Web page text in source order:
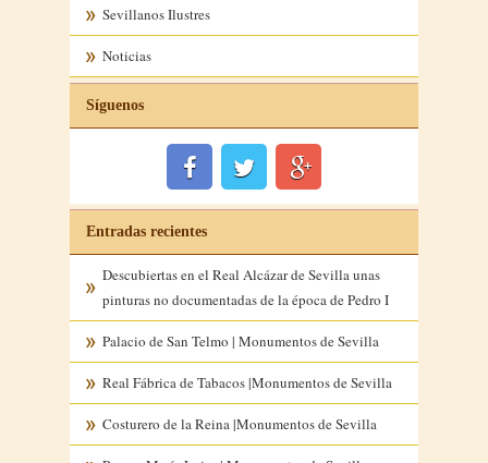
Sevillanos Ilustres
Noticias
Síguenos
Entradas recientes
Descubiertas en el Real Alcázar de Sevilla unas
pinturas no documentadas de la época de Pedro I
Palacio de San Telmo | Monumentos de Sevilla
Real Fábrica de Tabacos |Monumentos de Sevilla
Costurero de la Reina |Monumentos de Sevilla